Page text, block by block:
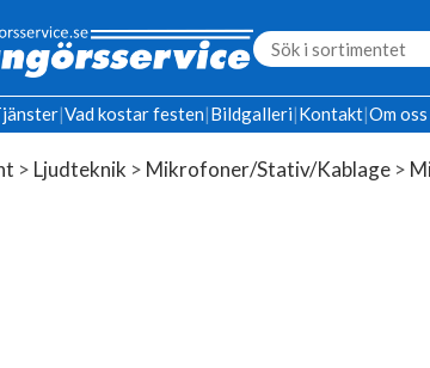
|Vad kostar festen|Bildgalleri|Kontakt|Om oss
> Ljudteknik > Mikrofoner/Stativ/Kablage >